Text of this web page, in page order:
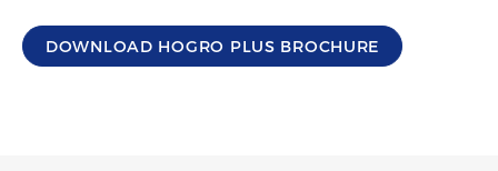
DOWNLOAD HOGRO PLUS BROCHURE